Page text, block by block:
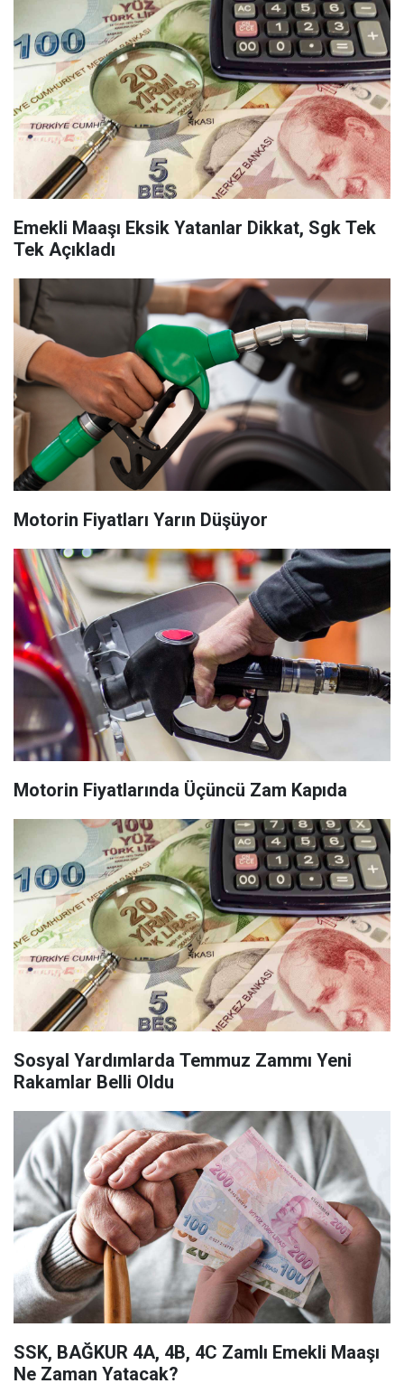
Emekli Maaşı Eksik Yatanlar Dikkat, Sgk Tek
Tek Açıkladı
Motorin Fiyatları Yarın Düşüyor
Motorin Fiyatlarında Üçüncü Zam Kapıda
Sosyal Yardımlarda Temmuz Zammı Yeni
Rakamlar Belli Oldu
SSK, BAĞKUR 4A, 4B, 4C Zamlı Emekli Maaşı
Ne Zaman Yatacak?